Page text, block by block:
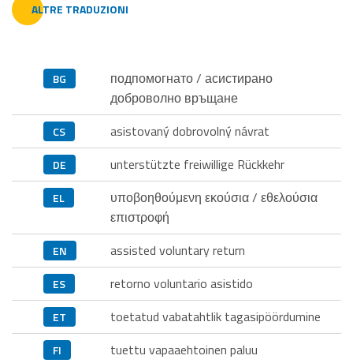
ALTRE TRADUZIONI
BG
подпомогнато / асистирано
доброволно връщане
CS asistovaný dobrovolný návrat
DE unterstützte freiwillige Rückkehr
EL
υποβοηθούμενη εκούσια / εθελούσια
επιστροφή
EN assisted voluntary return
ES retorno voluntario asistido
ET toetatud vabatahtlik tagasipöördumine
FI tuettu vapaaehtoinen paluu